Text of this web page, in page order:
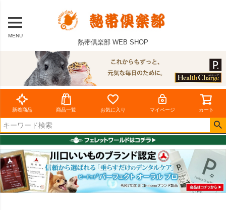
MENU
熱帯倶楽部 WEB SHOP
新着商品 商品一覧 お気に入り マイページ カート